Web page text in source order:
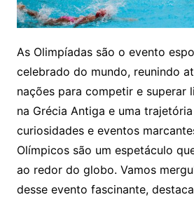
As Olimpíadas são o evento
celebrado do mundo, reunindo
nações para competir e superar
na Grécia Antiga e uma
curiosidades e eventos
Olímpicos são um espetáculo
ao redor do globo. Vamos
desse evento fascinante,